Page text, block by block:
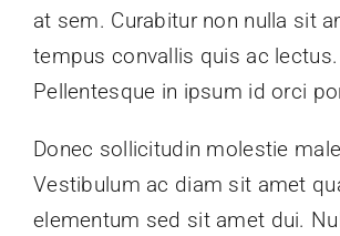
at sem. Curabitur non nulla sit
tempus convallis quis ac lectus.
Pellentesque in ipsum id orci
Donec sollicitudin molestie
Vestibulum ac diam sit amet
elementum sed sit amet dui.